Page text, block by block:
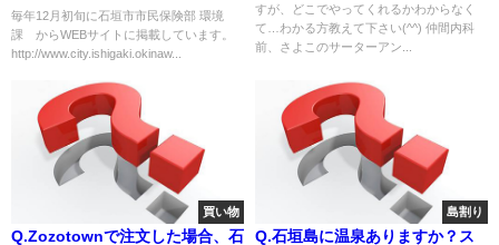
毎年12月初旬に石垣市市民保険部 環境
課 からWEBサイトに掲載しています。
http://www.city.ishigaki.okinaw...
すが、どこでやってくれるかわからなく
て…わかる方教えて下さい(^^) 仲間内科
前、さよこのサーターアン...
買い物
Q.Zozotownで注文した場合、石
島割り
Q.石垣島に温泉ありますか？ス